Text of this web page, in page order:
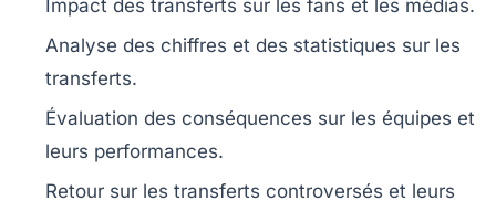
Impact des transferts sur les fans et les médias.
Analyse des chiffres et des statistiques sur les
transferts.
Évaluation des conséquences sur les équipes et
leurs performances.
Retour sur les transferts controversés et leurs